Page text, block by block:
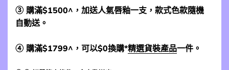
③ 購滿$1500^，加送人氣唇釉一支，款式色款隨機
自動送。
④ 購滿$1799^，可以$0換購*精選貨裝產品一件。